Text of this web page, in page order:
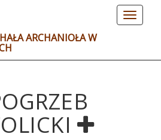
Toggle
ARCHANIOŁA W